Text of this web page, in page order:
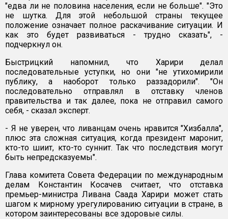
"едва ли не половина населения, если не больше". "Это
не шутка. Для этой небольшой страны текущее
положение означает полное раскачивание ситуации. И
как это будет развиваться - трудно сказать", -
подчеркнул он.
Быстрицкий напомнил, что Харири делал
последовательные уступки, но они "не утихомирили
публику, а наоборот только раззадорили". "Он
последовательно отправлял в отставку членов
правительства и так далее, пока не отправил самого
себя, - сказал эксперт.
- Я не уверен, что ливанцам очень нравится "Хизбалла",
плюс эта сложная ситуация, когда президент маронит,
кто-то шиит, кто-то суннит. Так что последствия могут
быть непредсказуемы".
Глава комитета Совета Федерации по международным
делам Константин Косачев считает, что отставка
премьер-министра Ливана Саада Харири может стать
шагом к мирному урегулированию ситуации в стране, в
котором заинтересованы все здоровые силы.